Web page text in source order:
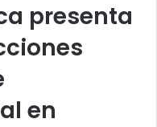
presenta
en